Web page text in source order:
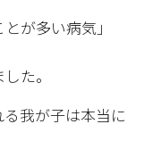
が多い病気」
た。
我が子は本当に